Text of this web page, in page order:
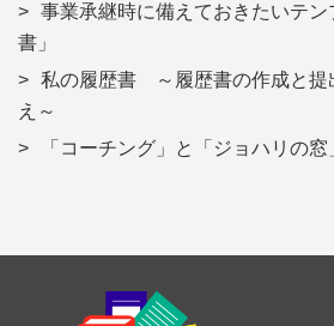
事業承継時に備えておきたいテ
書」
私の履歴書 ～履歴書の作成と提
え～
「コーチング」と「ジョハリの窓
Footer